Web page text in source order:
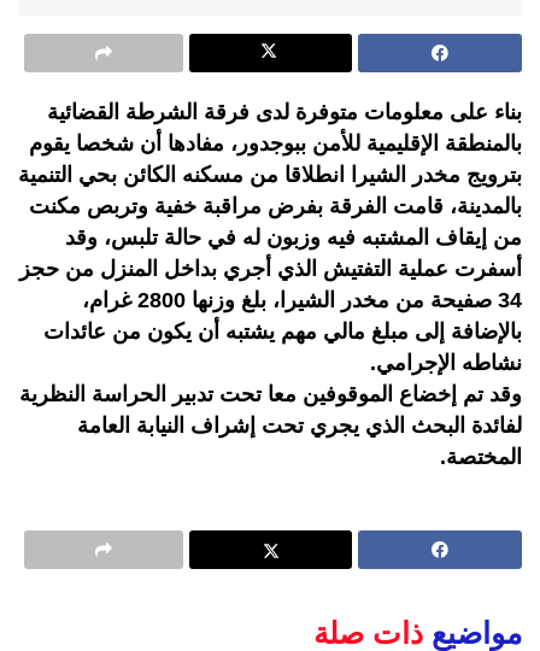
بناء على معلومات متوفرة لدى فرقة الشرطة القضائية
بالمنطقة الإقليمية للأمن ببوجدور، مفادها أن شخصا يقوم
بترويج مخدر الشيرا انطلاقا من مسكنه الكائن بحي التنمية
بالمدينة، قامت الفرقة بفرض مراقبة خفية وتربص مكنت
من إيقاف المشتبه فيه وزبون له في حالة تلبس، وقد
أسفرت عملية التفتيش الذي أجري بداخل المنزل من حجز
34 صفيحة من مخدر الشيرا، بلغ وزنها 2800 غرام،
بالإضافة إلى مبلغ مالي مهم يشتبه أن يكون من عائدات
نشاطه الإجرامي.
وقد تم إخضاع الموقوفين معا تحت تدبير الحراسة النظرية
لفائدة البحث الذي يجري تحت إشراف النيابة العامة
المختصة.
مواضيع ذات صلة